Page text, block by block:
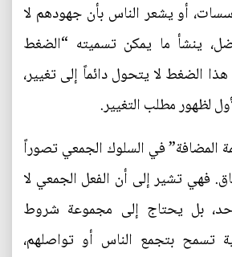
أو يشعر الناس بأن جهودهم لا
ينشأ ما يمكن تسميته “الضغط
الضغط لا يتحول دائماً إلى تغيير،
لظهور مطلب التغيير.
المضافة” في السلوك الجمعي تصوراً
فهي تشير إلى أن الفعل الجمعي لا
بل يحتاج إلى مجموعة شروط
تسمح بتجمع الناس أو تواصلهم،